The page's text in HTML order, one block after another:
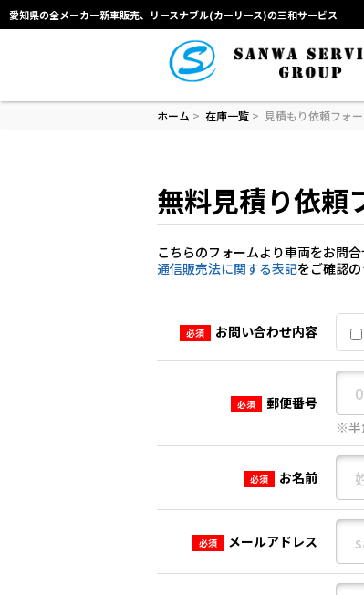
愛知県の全メーカー新車販売、リースナブル(カーリース)の三和サービス
ホーム > 在庫一覧 > 見積もり依頼フォ
無料見積り依頼
こちらのフォームより車両をお問合
通信販売法に関する表記をご確認
必須 お問い合わせ内容
必須
郵便番号
※半
必須 お名前
必須 メールアドレス